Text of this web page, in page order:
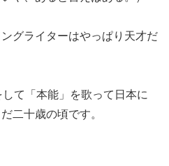
グライターはやっぱり天才だ
て「本能」を歌って日本に
二十歳の頃です。